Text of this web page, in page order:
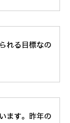
れる目標なの
ます。昨年の